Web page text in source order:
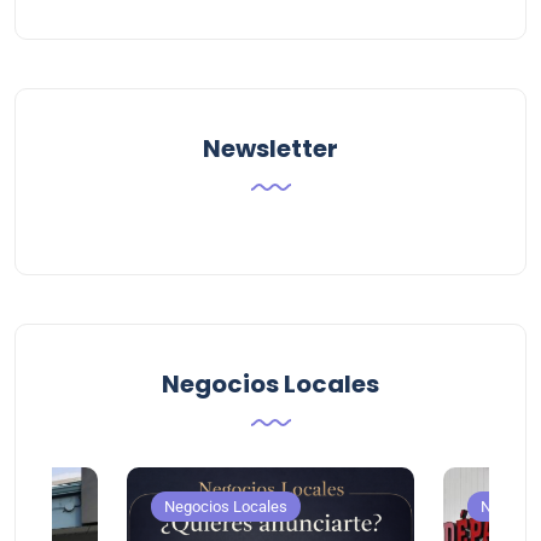
Newsletter
Negocios Locales
Negocios Locales